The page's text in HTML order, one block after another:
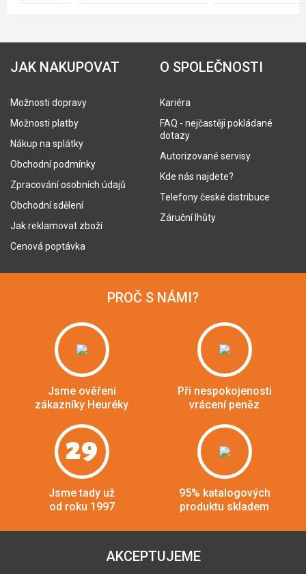
JAK NAKUPOVAT
Možnosti dopravy
Možnosti platby
Nákup na splátky
Obchodní podmínky
Zpracování osobních údajů
Obchodní sdělení
Jak reklamovat zboží
Cenová poptávka
O SPOLEČNOSTI
Kariéra
FAQ - nejčastěji pokládané
dotazy
Autorizované servisy
Kde nás najdete?
Telefony české distribuce
Záruční lhůty
PROČ S NÁMI?
Jsme ověření
zákazníky Heuréky
Při nespokojenosti
vrácení peněz
29
Jsme tady už
od roku 1997
95% katalogových
produktu skladem
AKCEPTUJEME